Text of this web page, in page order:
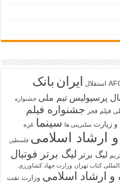
استقلال ایران بانک
پرسپولیس تیم ملی جشنواره
فیلم فجر جشنواره فیلم
زیارت سلبریتی ها سینما غزه
ارشاد اسلامی فلسطین
لیگ برتر لیگ برتر فوتبال
کتاب تهران وزارت جهاد کشاورزی
ارشاد اسلامی وزارت نفت